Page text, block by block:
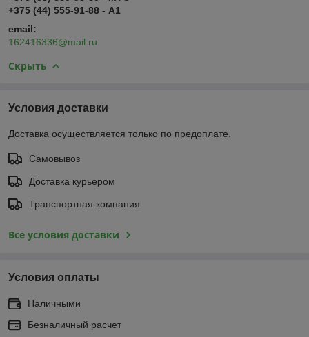
+375 (44) 555-91-88 - А1
email:
162416336@mail.ru
Скрыть
Условия доставки
Доставка осуществляется только по предоплате.
Самовывоз
Доставка курьером
Транспортная компания
Все условия доставки
Условия оплаты
Наличными
Безналичный расчет